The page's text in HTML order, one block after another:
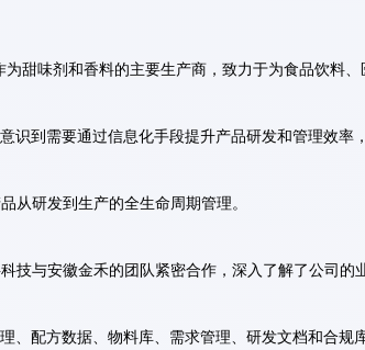
甜味剂和香料的主要生产商，致力于为食品饮料、
识到需要通过信息化手段提升产品研发和管理效率
从研发到生产的全生命周期管理。
技与安徽金禾的团队紧密合作，深入了解了公司的
、配方数据、物料库、需求管理、研发文档和合规